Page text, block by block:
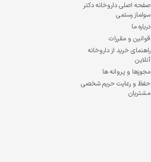
صفحه اصلیداروخانه دکتر
سولماز رستمی
درباره ما
قوانین و مقررات
راهنمای خرید از داروخانه
آنلاین
مجوزها و پروانه ها
حفظ و رعایت حریم شخصی
مشتریان